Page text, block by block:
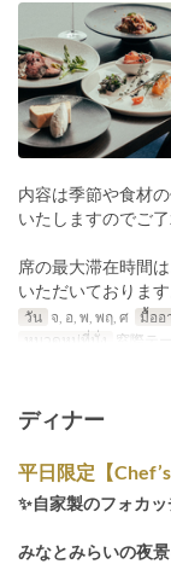
内容は季節や食材
いたしますのでご
席の最大滞在時間
いただいております
วัน จ, อ, พ, พฤ, ศ มื้ออ
หมวดหมู่ที่นั่ง
窓際テ
ディナー
平日限定【
✨自家製のフォカ
みなとみらいの夜